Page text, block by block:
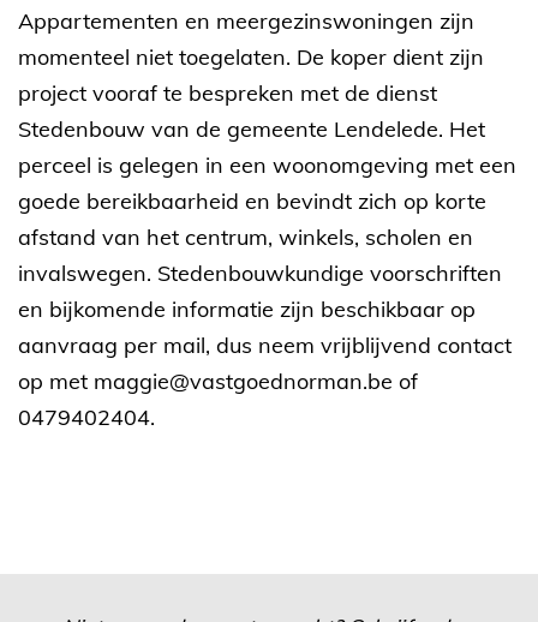
halfopen bebouwing kunnen rechtstreeks
onderzocht worden, afhankelijk van het ontwerp
en na overleg met de bevoegde diensten.
Appartementen en meergezinswoningen zijn
momenteel niet toegelaten. De koper dient zijn
project vooraf te bespreken met de dienst
Stedenbouw van de gemeente Lendelede. Het
perceel is gelegen in een woonomgeving met een
goede bereikbaarheid en bevindt zich op korte
afstand van het centrum, winkels, scholen en
invalswegen. Stedenbouwkundige voorschriften
en bijkomende informatie zijn beschikbaar op